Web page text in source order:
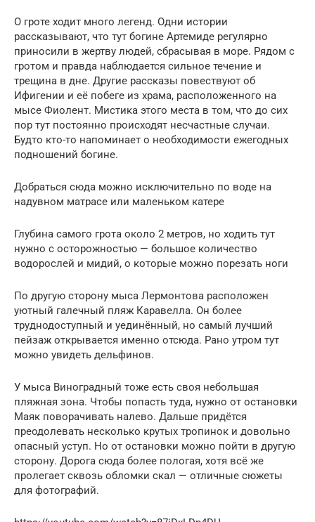
О гроте ходит много легенд. Одни истории
рассказывают, что тут богине Артемиде регулярно
приносили в жертву людей, сбрасывая в море. Рядом с
гротом и правда наблюдается сильное течение и
трещина в дне. Другие рассказы повествуют об
Ифигении и её побеге из храма, расположенного на
мысе Фиолент. Мистика этого места в том, что до сих
пор тут постоянно происходят несчастные случаи.
Будто кто-то напоминает о необходимости ежегодных
подношений богине.
Добраться сюда можно исключительно по воде на
надувном матрасе или маленьком катере
Глубина самого грота около 2 метров, но ходить тут
нужно с осторожностью — большое количество
водорослей и мидий, о которые можно порезать ноги
По другую сторону мыса Лермонтова расположен
уютный галечный пляж Каравелла. Он более
труднодоступный и уединённый, но самый лучший
пейзаж открывается именно отсюда. Рано утром тут
можно увидеть дельфинов.
У мыса Виноградный тоже есть своя небольшая
пляжная зона. Чтобы попасть туда, нужно от остановки
Маяк поворачивать налево. Дальше придётся
преодолевать несколько крутых тропинок и довольно
опасный уступ. Но от остановки можно пойти в другую
сторону. Дорога сюда более пологая, хотя всё же
пролегает сквозь обломки скал — отличные сюжеты
для фотографий.